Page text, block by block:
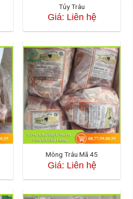
Tủy Trâu
Giá: Liên hệ
Mông Trâu Mã 45
Giá: Liên hệ